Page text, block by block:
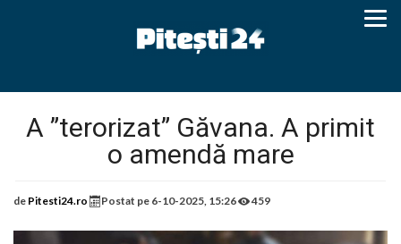
A ”terorizat” Găvana. A primit
o amendă mare
de Pitesti24.ro Postat pe 6-10-2025, 15:26 459